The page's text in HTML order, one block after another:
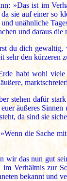
»Das ist im
sie auf einer so
unähnliche
und daraus
du dich
sehr den kürzeren
habt wohl viele
stehen dafür
äußeres
da sind sie
die Sache
wir das nun gut
im Verhältnis zur
bekannt und